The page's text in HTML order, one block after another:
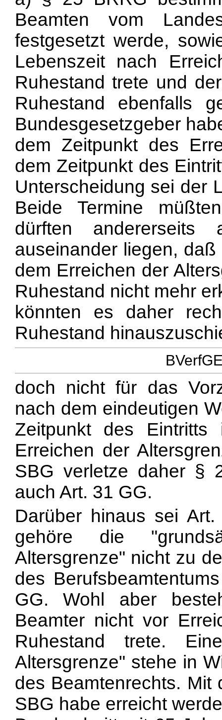
Beamten vom
festgesetzt werde,
Lebenszeit nach
Ruhestand trete und
Ruhestand ebenfalls
Bundesgesetzgeber
dem Zeitpunkt des
dem Zeitpunkt des
Unterscheidung sei der
Beide Termine
dürften
auseinander liegen,
dem Erreichen der
Ruhestand nicht mehr
könnten es daher
Ruhestand
doch nicht für das
nach dem eindeutigen
Zeitpunkt des
Erreichen der
SBG verletze daher §
auch Art. 31 GG.
Darüber hinaus sei
gehöre die
Altersgrenze" nicht zu
des
GG. Wohl aber
Beamter nicht vor
Ruhestand trete.
Altersgrenze" stehe in
des Beamtenrechts.
SBG habe erreicht